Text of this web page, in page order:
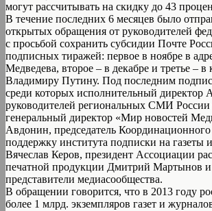
могут рассчитывать на скидку до 43
В течение последних 6 месяцев было
открытых обращения от руководителей
с просьбой сохранить субсидии Почте
подписных тиражей: первое в ноябре в
Медведева, второе – в декабре и третье – в
Владимиру Путину. Под последним
среди которых исполнительный директор
руководителей региональных СМИ
генеральный директор «Мир новостей
Авдонин, председатель Координационного
поддержку института подписки на газеты
Вячеслав Керов, президент Ассоциации
печатной продукции Дмитрий Мартынов и
представители медиасообщества.
В обращении говорится, что в 2013 году
более 1 млрд. экземпляров газет и